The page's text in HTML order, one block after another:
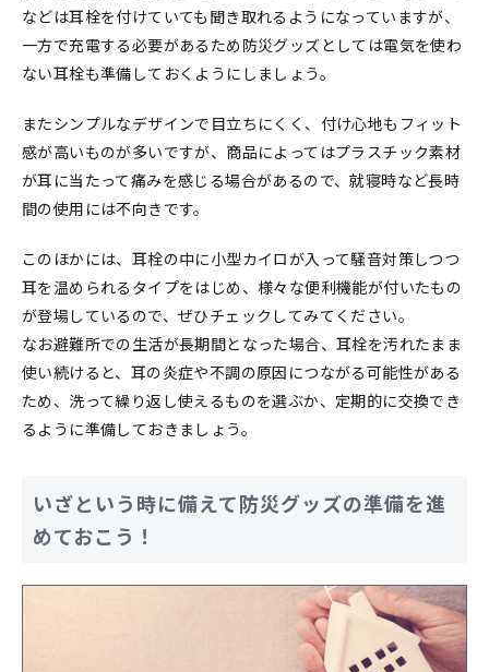
などは耳栓を付けていても聞き取れるようになっていますが、
一方で充電する必要があるため防災グッズとしては電気を使わ
ない耳栓も準備しておくようにしましょう。
またシンプルなデザインで目立ちにくく、付け心地もフィット
感が高いものが多いですが、商品によってはプラスチック素材
が耳に当たって痛みを感じる場合があるので、就寝時など長時
間の使用には不向きです。
このほかには、耳栓の中に小型カイロが入って騒音対策しつつ
耳を温められるタイプをはじめ、様々な便利機能が付いたもの
が登場しているので、ぜひチェックしてみてください。
なお避難所での生活が長期間となった場合、耳栓を汚れたまま
使い続けると、耳の炎症や不調の原因につながる可能性がある
ため、洗って繰り返し使えるものを選ぶか、定期的に交換でき
るように準備しておきましょう。
いざという時に備えて防災グッズの準備を進
めておこう！